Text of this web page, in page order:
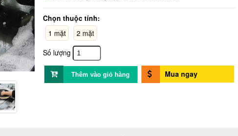
Chọn thuộc tính:
1 mặt
2 mặt
Số lượng
Mua ngay